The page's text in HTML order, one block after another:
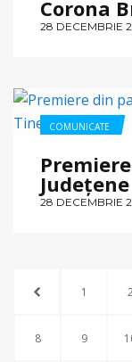
Corona
28 DECEMBRIE
COMUNICATE
28 DECEMBRIE
1
8 9